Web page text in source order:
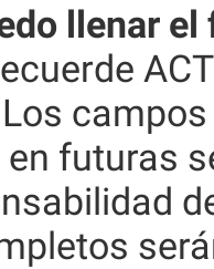
llenar
futuras